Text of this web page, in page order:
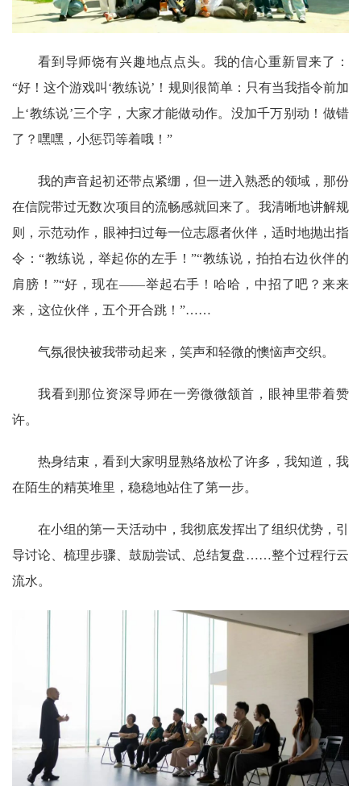
看到导师饶有兴趣地点点头。我的信心重新冒来了：
“好！这个游戏叫‘教练说’！规则很简单：只有当我指令前加
上‘教练说’三个字，大家才能做动作。没加千万别动！做错
了？嘿嘿，小惩罚等着哦！”
我的声音起初还带点紧绷，但一进入熟悉的领域，那份
在信院带过无数次项目的流畅感就回来了。我清晰地讲解规
则，示范动作，眼神扫过每一位志愿者伙伴，适时地抛出指
令：“教练说，举起你的左手！”“教练说，拍拍右边伙伴的
肩膀！”“好，现在——举起右手！哈哈，中招了吧？来来
来，这位伙伴，五个开合跳！”……
气氛很快被我带动起来，笑声和轻微的懊恼声交织。
我看到那位资深导师在一旁微微颔首，眼神里带着赞
许。
热身结束，看到大家明显熟络放松了许多，我知道，我
在陌生的精英堆里，稳稳地站住了第一步。
在小组的第一天活动中，我彻底发挥出了组织优势，引
导讨论、梳理步骤、鼓励尝试、总结复盘……整个过程行云
流水。